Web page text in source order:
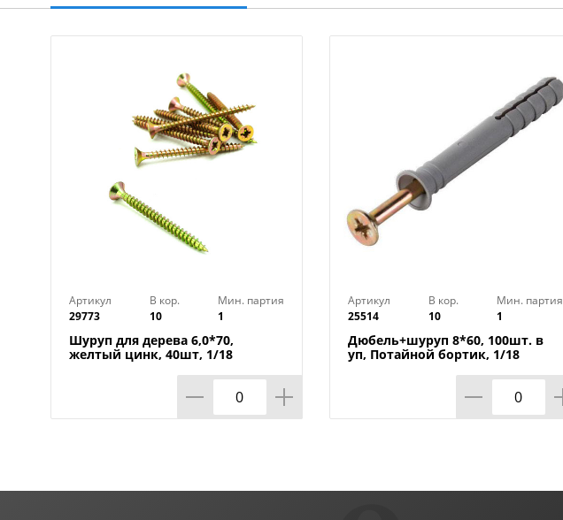
Артикул
29773
В кор.
10
Мин. партия
1
Шуруп для дерева 6,0*70,
желтый цинк, 40шт, 1/18
Артикул
25514
В кор.
10
Мин. партия
1
Дюбель+шуруп 8*60, 100шт. в
уп, Потайной бортик, 1/18